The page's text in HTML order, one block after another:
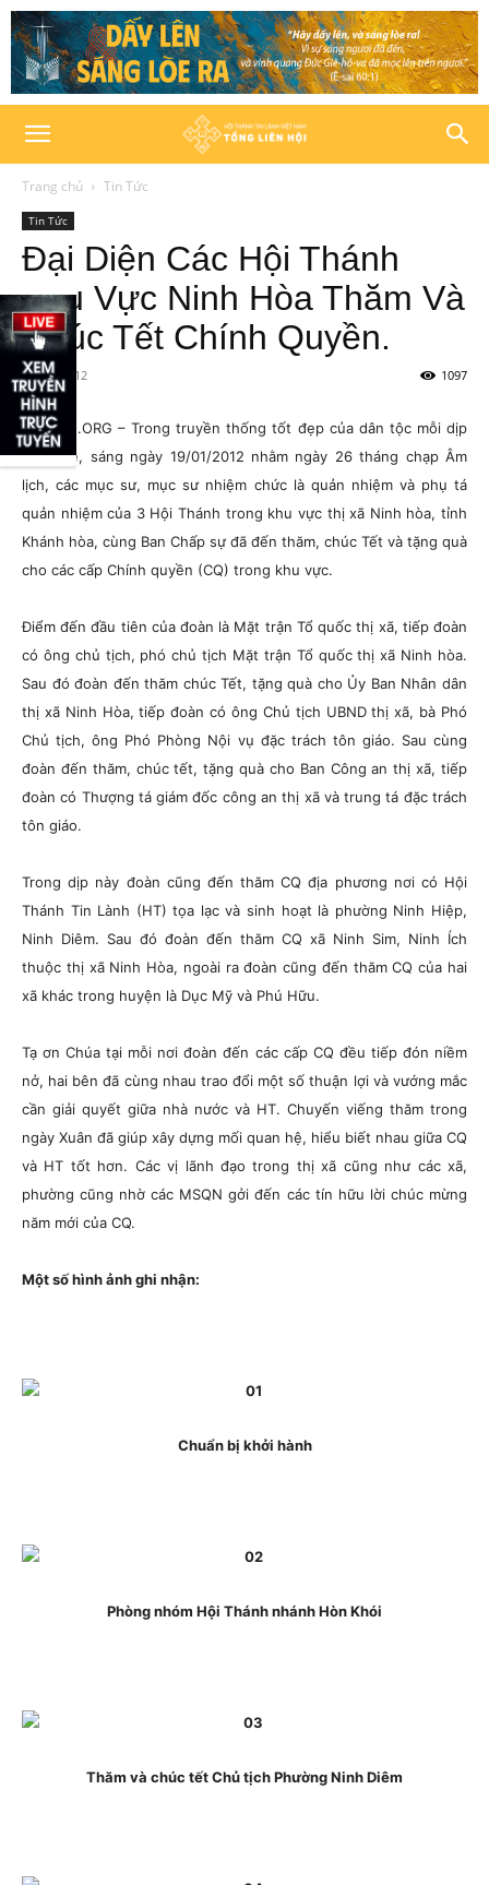
Trang chủ Tin Tức
Tin Tức
Đại Diện Các Hội Thánh
Khu Vực Ninh Hòa Thăm Và
Chúc Tết Chính Quyền.
30/01/2012 1097
HTTLVN.ORG – Trong truyền thống tốt đẹp của dân tộc mỗi dịp
Xuân về, sáng ngày 19/01/2012 nhằm ngày 26 tháng chạp Âm
lịch, các mục sư, mục sư nhiệm chức là quản nhiệm và phụ tá
quản nhiệm của 3 Hội Thánh trong khu vực thị xã Ninh hòa, tỉnh
Khánh hòa, cùng Ban Chấp sự đã đến thăm, chúc Tết và tặng quà
cho các cấp Chính quyền (CQ) trong khu vực.
Điểm đến đầu tiên của đoàn là Mặt trận Tổ quốc thị xã, tiếp đoàn
có ông chủ tịch, phó chủ tịch Mặt trận Tổ quốc thị xã Ninh hòa.
Sau đó đoàn đến thăm chúc Tết, tặng quà cho Ủy Ban Nhân dân
thị xã Ninh Hòa, tiếp đoàn có ông Chủ tịch UBND thị xã, bà Phó
Chủ tịch, ông Phó Phòng Nội vụ đặc trách tôn giáo. Sau cùng
đoàn đến thăm, chúc tết, tặng quà cho Ban Công an thị xã, tiếp
đoàn có Thượng tá giám đốc công an thị xã và trung tá đặc trách
tôn giáo.
Trong dịp này đoàn cũng đến thăm CQ địa phương nơi có Hội
Thánh Tin Lành (HT) tọa lạc và sinh hoạt là phường Ninh Hiệp,
Ninh Diêm. Sau đó đoàn đến thăm CQ xã Ninh Sim, Ninh Ích
thuộc thị xã Ninh Hòa, ngoài ra đoàn cũng đến thăm CQ của hai
xã khác trong huyện là Dục Mỹ và Phú Hữu.
Tạ ơn Chúa tại mỗi nơi đoàn đến các cấp CQ đều tiếp đón niềm
nở, hai bên đã cùng nhau trao đổi một số thuận lợi và vướng mắc
cần giải quyết giữa nhà nước và HT. Chuyến viếng thăm trong
ngày Xuân đã giúp xây dựng mối quan hệ, hiểu biết nhau giữa CQ
và HT tốt hơn. Các vị lãnh đạo trong thị xã cũng như các xã,
phường cũng nhờ các MSQN gởi đến các tín hữu lời chúc mừng
năm mới của CQ.
Một số hình ảnh ghi nhận:
Chuẩn bị khởi hành
Phòng nhóm Hội Thánh nhánh Hòn Khói
Thăm và chúc tết Chủ tịch Phường Ninh Diêm